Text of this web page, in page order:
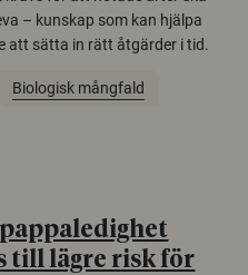
– kunskap som kan hjälpa
att sätta in rätt åtgärder i tid.
Biologisk mångfald
till lägre risk för